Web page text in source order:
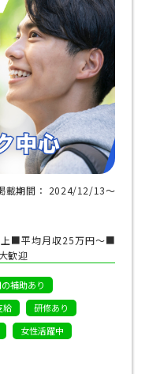
載期間： 2024/12/13〜
■平均月収25万円～■
歓迎
補助あり
給
研修あり
女性活躍中